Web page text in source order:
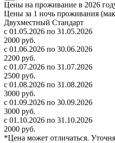
Цены на проживание в 2026
Цены за 1 ночь проживания
Двухместный Стандарт
с 01.05.2026 по 31.05.2026
2000 руб.
с 01.06.2026 по 30.06.2026
2200 руб.
с 01.07.2026 по 31.07.2026
2500 руб.
с 01.08.2026 по 31.08.2026
3000 руб.
с 01.09.2026 по 30.09.2026
3000 руб.
с 01.10.2026 по 31.10.2026
2000 руб.
*Цена может отличаться.